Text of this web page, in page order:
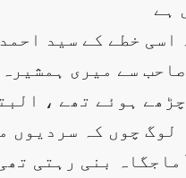
خطے کے سید
سے میری
ہوئے تھے ،
چوں کہ سردیوں
بنی رہتی